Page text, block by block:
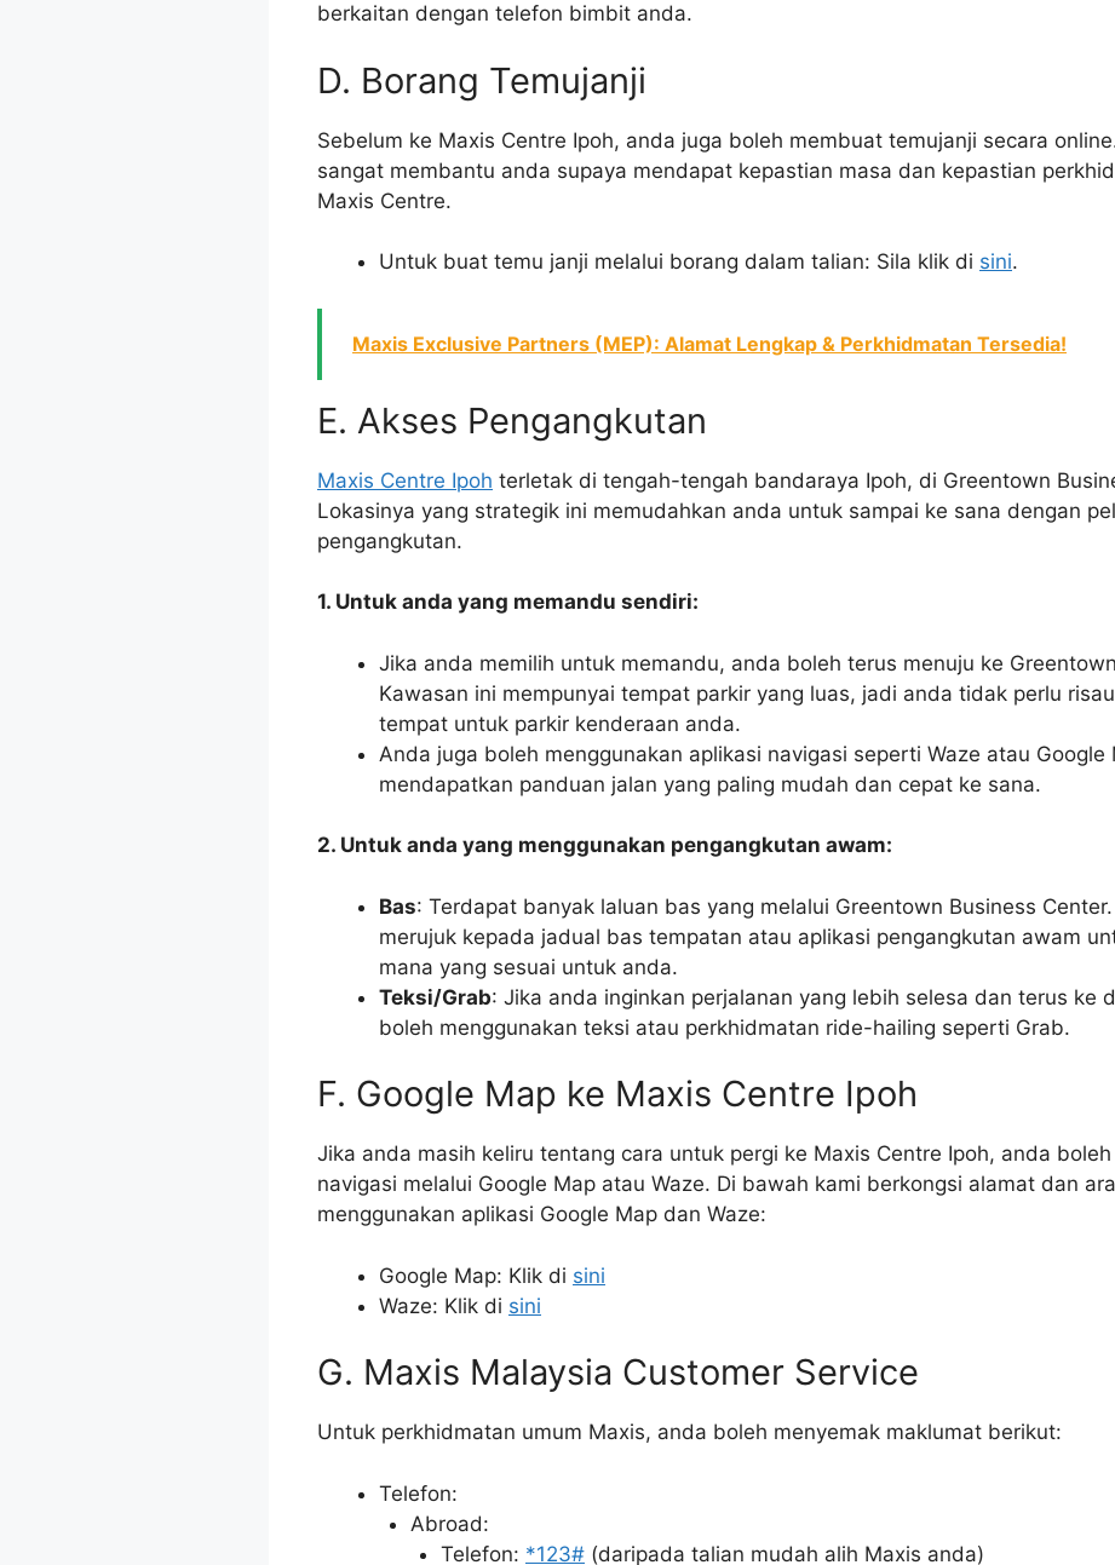
berkaitan dengan telefon bimbit anda.
D. Borang Temujanji
Sebelum ke Maxis Centre Ipoh, anda juga boleh membuat temujanji secara
sangat membantu anda supaya mendapat kepastian masa dan kepastian
Maxis Centre.
Untuk buat temu janji melalui borang dalam talian: Sila klik di sini.
Maxis Exclusive Partners (MEP): Alamat Lengkap & Perkhidmatan Tersedia!
E. Akses Pengangkutan
Maxis Centre Ipoh terletak di tengah-tengah bandaraya Ipoh, di Greentown
Lokasinya yang strategik ini memudahkan anda untuk sampai ke sana dengan
pengangkutan.
1. Untuk anda yang memandu sendiri:
Jika anda memilih untuk memandu, anda boleh terus menuju ke
Kawasan ini mempunyai tempat parkir yang luas, jadi anda tidak perlu
tempat untuk parkir kenderaan anda.
Anda juga boleh menggunakan aplikasi navigasi seperti Waze atau Google
mendapatkan panduan jalan yang paling mudah dan cepat ke sana.
2. Untuk anda yang menggunakan pengangkutan awam:
Bas: Terdapat banyak laluan bas yang melalui Greentown Business
merujuk kepada jadual bas tempatan atau aplikasi pengangkutan awam
mana yang sesuai untuk anda.
Teksi/Grab: Jika anda inginkan perjalanan yang lebih selesa dan terus ke
boleh menggunakan teksi atau perkhidmatan ride-hailing seperti Grab.
F. Google Map ke Maxis Centre Ipoh
Jika anda masih keliru tentang cara untuk pergi ke Maxis Centre Ipoh, anda
navigasi melalui Google Map atau Waze. Di bawah kami berkongsi alamat dan
menggunakan aplikasi Google Map dan Waze:
Google Map: Klik di sini
Waze: Klik di sini
G. Maxis Malaysia Customer Service
Untuk perkhidmatan umum Maxis, anda boleh menyemak maklumat berikut:
Telefon:
Abroad:
Telefon: *123# (daripada talian mudah alih Maxis anda)